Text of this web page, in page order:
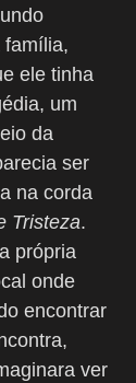
família,
ele tinha
um
da
ser
na corda
Tristeza.
própria
onde
encontrar
ver